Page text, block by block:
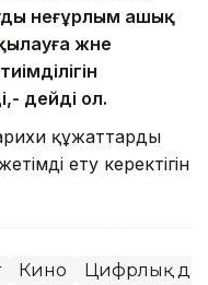
неғұрлым ашық
және
дейді ол.
құжаттарды
ету керектігін
Кино Цифрлық